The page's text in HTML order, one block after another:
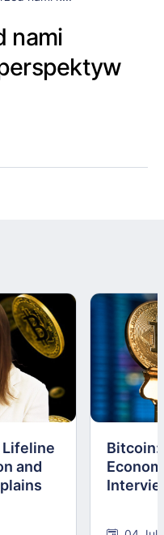
nami
Lifeline
and
Bitcoin: